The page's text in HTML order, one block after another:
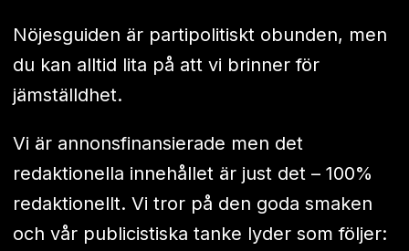
Nöjesguiden är partipolitiskt obunden, men
du kan alltid lita på att vi brinner för
jämställdhet.
Vi är annonsfinansierade men det
redaktionella innehållet är just det – 100%
redaktionellt. Vi tror på den goda smaken
och vår publicistiska tanke lyder som följer: